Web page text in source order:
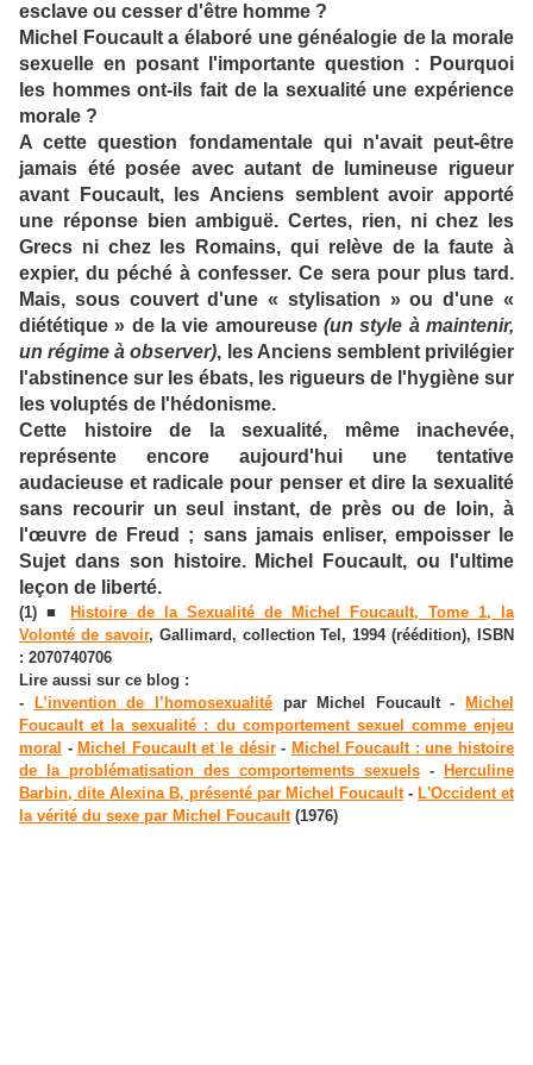
esclave ou cesser d'être homme ?
Michel Foucault a élaboré une généalogie de la morale
sexuelle en posant l'importante question :
Pourquoi
les hommes ont-ils fait de la sexualité une expérience
morale ?
A cette question fondamentale qui n'avait peut-être
jamais été posée avec autant de lumineuse rigueur
avant Foucault, les Anciens semblent avoir apporté
une réponse bien ambiguë. Certes, rien, ni chez les
Grecs ni chez les Romains, qui relève de la faute à
expier, du péché à confesser. Ce sera pour plus tard.
Mais, sous couvert d'une « stylisation » ou d'une «
diététique » de la vie amoureuse (un style à maintenir,
un régime à observer), les Anciens semblent privilégier
l'abstinence sur les ébats, les rigueurs de l'hygiène sur
les voluptés de l'hédonisme.
Cette histoire de la sexualité, même inachevée,
représente encore aujourd'hui une tentative
audacieuse et radicale pour penser et dire la sexualité
sans recourir un seul instant, de près ou de loin, à
l'œuvre de Freud ; sans jamais enliser, empoisser le
Sujet dans son histoire. Michel Foucault, ou l'ultime
leçon de liberté.
(1) ■
Histoire de la Sexualité de Michel Foucault, Tome 1, la
Volonté de savoir, Gallimard, collection Tel, 1994 (réédition), ISBN
: 2070740706
Lire aussi sur ce blog :
-
L’invention de l’homosexualitépar Michel Foucault -
Michel
Foucault et la sexualité : du comportement sexuel comme enjeu
moral - Michel Foucault et le désir- Michel Foucault : une histoire
de la problématisation des comportements sexuels -
Herculine
Barbin, dite Alexina B, présenté par Michel Foucault- L'Occident et
la vérité du sexe par Michel Foucault(1976)